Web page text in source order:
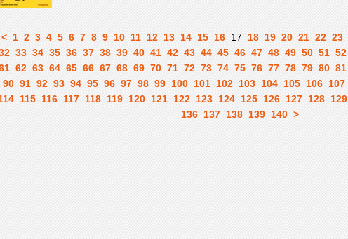
< 1 2 3 4 5 6 7 8 9 10 11 12 13 14 15 16 17 18 19 20 21 22 23
33 34 35 36 37 38 39 40 41 42 43 44 45 46 47 48 49 50 51 52
62 63 64 65 66 67 68 69 70 71 72 73 74 75 76 77 78 79 80 81
90 91 92 93 94 95 96 97 98 99 100 101 102 103 104 105 106 107
115 116 117 118 119 120 121 122 123 124 125 126 127 128 129
136 137 138 139 140 >